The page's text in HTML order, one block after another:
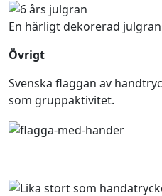
En härligt dekorerad
Övrigt
Svenska flaggan av
som gruppaktivitet.